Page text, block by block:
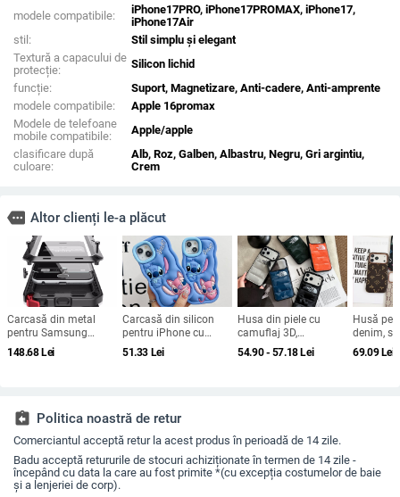
modele compatibile:
iPhone17PRO, iPhone17PROMAX, iPhone17,
iPhone17Air
stil:
Stil simplu și elegant
Textură a capacului de
protecție:
Silicon lichid
funcție:
Suport, Magnetizare, Anti-cadere, Anti-amprente
modele compatibile:
Apple 16promax
Modele de telefoane
mobile compatibile:
Apple/apple
clasificare după
culoare:
Alb, Roz, Galben, Albastru, Negru, Gri argintiu,
Crem
more Altor clienți le-a plăcut
Carcasă din metal
pentru Samsung
Galaxy S24/S23/S25
Ultra, spate, prelucrată,
148.68Lei
Carcasă din silicon
pentru iPhone cu
design cartoon –
protecție anti-cădere,
(Pro/Max)
51.33 Lei
Husa din piele cu
camuflaj 3D,
căptușeală din
bumbac, stil jachetă
54.90 - 57.18Lei
Husă
denim,
pentru
Max și
69.09Lei
assignment_return Politica noastră de retur
Comerciantul acceptă retur la acest produs în perioadă de 14 zile.
Badu acceptă retururile de stocuri achiziționate în termen de 14 zile -
începând cu data la care au fost primite *(cu excepția costumelor de baie
și a lenjeriei de corp).